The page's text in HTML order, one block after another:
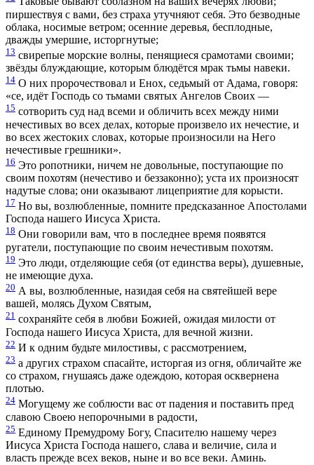
пиршествуя с вами, без страха утучняют себя. Это безводные
облака, носимые ветром; осенние деревья, бесплодные,
дважды умершие, исторгнутые;
13 свирепые морские волны, пенящиеся срамотами своими;
звёзды блуждающие, которым блюдётся мрак тьмы навеки.
14 О них пророчествовал и Енох, седьмый от Адама, говоря:
«се, идёт Господь со тьмами святых Ангелов Своих —
15 сотворить суд над всеми и обличить всех между ними
нечестивых во всех делах, которые произвело их нечестие, и
во всех жестоких словах, которые произносили на Него
нечестивые грешники».
16 Это ропотники, ничем не довольные, поступающие по
своим похотям (нечестиво и беззаконно); уста их произносят
надутые слова; они оказывают лицеприятие для корысти.
17 Но вы, возлюбленные, помните предсказанное Апостолами
Господа нашего Иисуса Христа.
18 Они говорили вам, что в последнее время появятся
ругатели, поступающие по своим нечестивым похотям.
19 Это люди, отделяющие себя (от единства веры), душевные,
не имеющие духа.
20 А вы, возлюбленные, назидая себя на святейшей вере
вашей, молясь Духом Святым,
21 сохраняйте себя в любви Божией, ожидая милости от
Господа нашего Иисуса Христа, для вечной жизни.
22 И к одним будьте милостивы, с рассмотрением,
23 а других страхом спасайте, исторгая из огня, обличайте же
со страхом, гнушаясь даже одеждою, которая осквернена
плотью.
24 Могущему же соблюсти вас от падения и поставить пред
славою Своею непорочными в радости,
25 Единому Премудрому Богу, Спасителю нашему через
Иисуса Христа Господа нашего, слава и величие, сила и
власть прежде всех веков, ныне и во все веки. Аминь.